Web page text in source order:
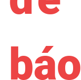
báo